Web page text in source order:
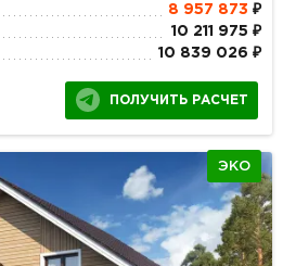
8 957 873 ₽
10 211 975 ₽
10 839 026 ₽
ПОЛУЧИТЬ РАСЧЕТ
ЭКО